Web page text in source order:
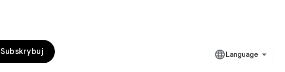
Subskrybuj